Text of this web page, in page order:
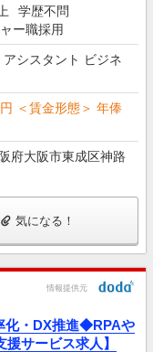
学歴不問
ー職採用
アシスタント ビジネ
＜賃金形態＞ 年俸
府大阪市東成区神路
気になる！
情報提供元
化・DX推進◆RPAや
サービス求人】